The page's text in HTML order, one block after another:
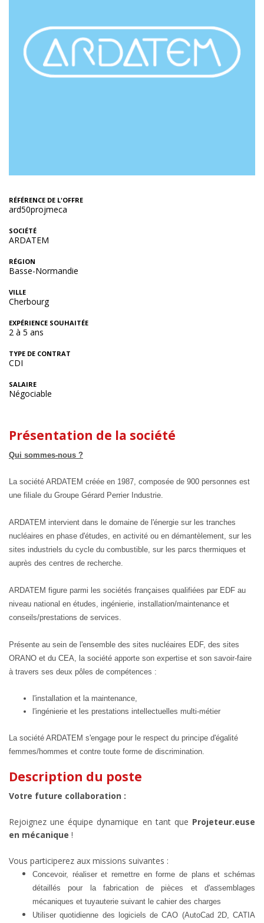
RÉFÉRENCE DE L'OFFRE
ard50projmeca
SOCIÉTÉ
ARDATEM
RÉGION
Basse-Normandie
VILLE
Cherbourg
EXPÉRIENCE SOUHAITÉE
2 à 5 ans
TYPE DE CONTRAT
CDI
SALAIRE
Négociable
Présentation de la société
Qui sommes-nous ?
La société ARDATEM créée en 1987, composée de 900 personnes est
une filiale du Groupe Gérard Perrier Industrie.
ARDATEM intervient dans le domaine de l'énergie sur les tranches
nucléaires en phase d'études, en activité ou en démantèlement, sur les
sites industriels du cycle du combustible, sur les parcs thermiques et
auprès des centres de recherche.
ARDATEM figure parmi les sociétés françaises qualifiées par EDF au
niveau national en études, ingénierie, installation/maintenance et
conseils/prestations de services.
Présente au sein de l'ensemble des sites nucléaires EDF, des sites
ORANO et du CEA, la société apporte son expertise et son savoir-faire
à travers ses deux pôles de compétences :
l'installation et la maintenance,
l'ingénierie et les prestations intellectuelles multi-métier
La société ARDATEM s'engage pour le respect du principe d'égalité
femmes/hommes et contre toute forme de discrimination.
Description du poste
Votre future collaboration :
Rejoignez une équipe dynamique en tant que Projeteur.euse
en mécanique !
Vous participerez aux missions suivantes :
Concevoir, réaliser et remettre en forme de plans et schémas
détaillés pour la fabrication de pièces et d'assemblages
mécaniques et tuyauterie suivant le cahier des charges
Utiliser quotidienne des logiciels de CAO (AutoCad 2D, CATIA